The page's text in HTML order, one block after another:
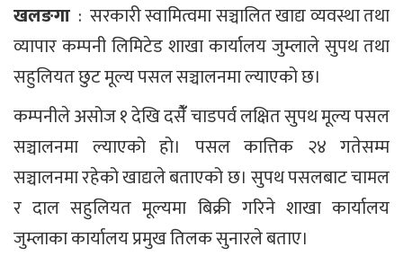
खलङगा : सरकारी स्वामित्वमा सञ्चालित खाद्य व्यवस्था तथा
व्यापार कम्पनी लिमिटेड शाखा कार्यालय जुम्लाले सुपथ तथा
सहुलियत छुट मूल्य पसल सञ्चालनमा ल्याएको छ।
कम्पनीले असोज १ देखि दसैंँ चाडपर्व लक्षित सुपथ मूल्य पसल
सञ्चालनमा ल्याएको हो। पसल कात्तिक २४ गतेसम्म
सञ्चालनमा रहेको खाद्यले बताएको छ। सुपथ पसलबाट चामल
र दाल सहुलियत मूल्यमा बिक्री गरिने शाखा कार्यालय
जुम्लाका कार्यालय प्रमुख तिलक सुनारले बताए।